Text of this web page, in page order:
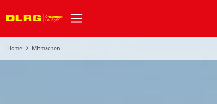
Home Mitmachen